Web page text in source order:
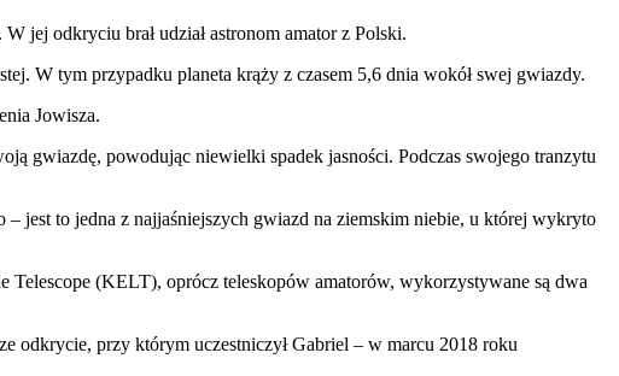
jej odkryciu brał udział astronom amator z Polski.
W tym przypadku planeta krąży z czasem 5,6 dnia wokół swej gwiazdy.
Jowisza.
gwiazdę, powodując niewielki spadek jasności. Podczas swojego tranzytu
jest to jedna z najjaśniejszych gwiazd na ziemskim niebie, u której wykryto
(KELT), oprócz teleskopów amatorów, wykorzystywane są dwa
odkrycie, przy którym uczestniczył Gabriel – w marcu 2018 roku